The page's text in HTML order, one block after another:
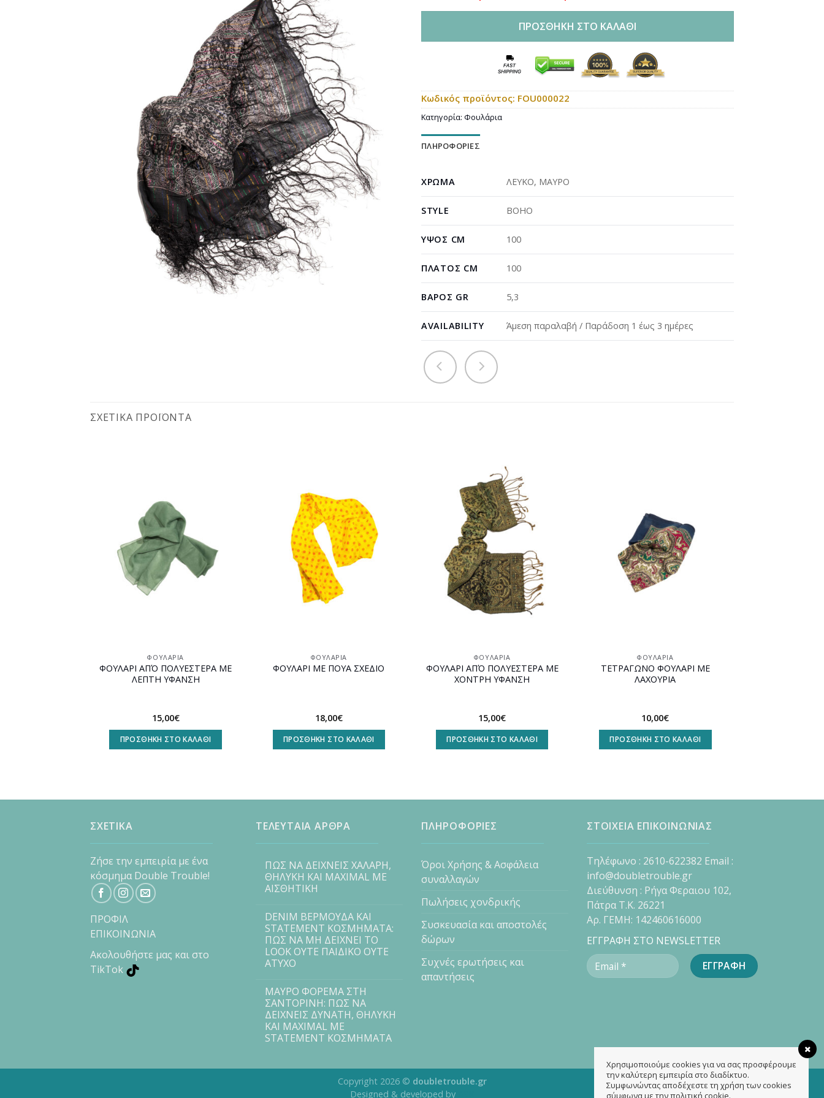
ΠΡΟΣΘΉΚΗ ΣΤΟ ΚΑΛΆΘΙ
Κωδικός προϊόντος: FOU000022
Κατηγορία: Φουλάρια
ΠΛΗΡΟΦΟΡΊΕΣ
ΧΡΏΜΑ ΛΕΥΚΟ, ΜΑΥΡΟ
STYLE BOHO
ΎΨΟΣ CM 100
ΠΛΆΤΟΣ CM 100
ΒΆΡΟΣ GR 5,3
AVAILABILITY Άμεση παραλαβή / Παράδοση 1 έως 3 ημέρες
ΣΧΕΤΙΚΆ ΠΡΟΪΌΝΤΑ
ΦΟΥΛΆΡΙΑ
ΦΟΥΛΑΡΙ ΑΠΌ ΠΟΛΥΕΣΤΕΡΑ ΜΕ
ΛΕΠΤΗ ΥΦΑΝΣΗ
15,00€
ΠΡΟΣΘΉΚΗ ΣΤΟ ΚΑΛΆΘΙ
wishlist
ΦΟΥΛΆΡΙΑ
ΦΟΥΛΑΡΙ ΜΕ ΠΟΥΑ ΣΧΕΔΙΟ
18,00€
ΠΡΟΣΘΉΚΗ ΣΤΟ ΚΑΛΆΘΙ
Προσθήκη
ΦΟΥΛΆΡΙΑ
ΦΟΥΛΑΡΙ ΑΠΌ ΠΟΛΥΕΣΤΕΡΑ ΜΕ
ΧΟΝΤΡΗ ΥΦΑΝΣΗ
15,00€
ΠΡΟΣΘΉΚΗ ΣΤΟ ΚΑΛΆΘΙ
ΦΟΥΛΆΡΙΑ
ΤΕΤΡΑΓΩΝΟ ΦΟΥΛΑΡΙ ΜΕ
ΛΑΧΟΥΡΙΑ
10,00€
ΠΡΟΣΘΉΚΗ ΣΤΟ ΚΑΛΆΘΙ
ΣΧΕΤΙΚΑ
Ζήσε την εμπειρία με ένα
κόσμημα Double Trouble!
ΠΡΟΦΙΛ
ΕΠΙΚΟΙΝΩΝΙΑ
Ακολουθήστε μας και στο
TikTok
ΤΕΛΕΥΤΑΙΑ ΑΡΘΡΑ
ΠΩΣ ΝΑ ΔΕΙΧΝΕΙΣ ΧΑΛΑΡΗ,
ΘΗΛΥΚΗ ΚΑΙ MAXIMAL ΜΕ
ΑΙΣΘΗΤΙΚΗ
DENIM ΒΕΡΜΟΥΔΑ ΚΑΙ
STATEMENT ΚΟΣΜΗΜΑΤΑ:
ΠΩΣ ΝΑ ΜΗ ΔΕΙΧΝΕΙ ΤΟ
LOOK ΟΥΤΕ ΠΑΙΔΙΚΟ ΟΥΤΕ
ΑΤΥΧΟ
ΜΑΥΡΟ ΦΟΡΕΜΑ ΣΤΗ
ΣΑΝΤΟΡΙΝΗ: ΠΩΣ ΝΑ
ΔΕΙΧΝΕΙΣ ΔΥΝΑΤΗ, ΘΗΛΥΚΗ
ΚΑΙ MAXIMAL ΜΕ
STATEMENT ΚΟΣΜΗΜΑΤΑ
ΠΛΗΡΟΦΟΡΙΕΣ
Όροι Χρήσης & Ασφάλεια
συναλλαγών
Πωλήσεις χονδρικής
Συσκευασία και αποστολές
δώρων
Συχνές ερωτήσεις και
απαντήσεις
ΣΤΟΙΧΕΙΑ ΕΠΙΚΟΙΝΩΝΙΑΣ
Τηλέφωνο : 2610-622382 Email :
info@doubletrouble.gr
Διεύθυνση : Ρήγα Φεραιου 102,
Πάτρα Τ.Κ. 26221
Αρ. ΓΕΜΗ: 142460616000
ΕΓΓΡΑΦΗ ΣΤΟ NEWSLETTER
Copyright 2026 © doubletrouble.gr
Designed & developed by
Χρησιμοποιούμε cookies για να σας προσφέρουμε
την καλύτερη εμπειρία στο διαδίκτυο.
Συμφωνώντας αποδέχεστε τη χρήση των cookies
σύμφωνα με την πολιτική cookie.